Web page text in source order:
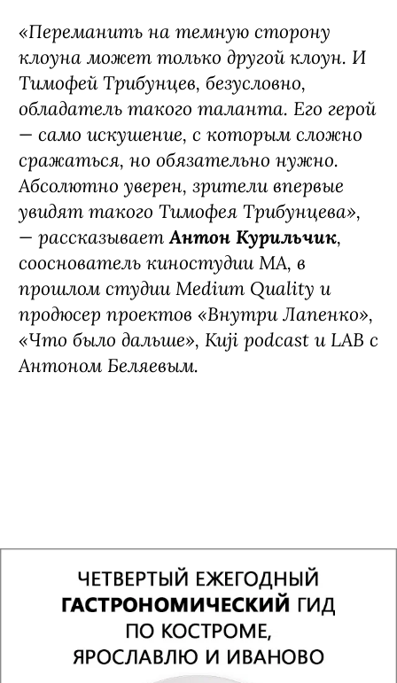
«Переманить на темную сторону
клоуна может только другой клоун. И
Тимофей Трибунцев, безусловно,
обладатель такого таланта. Его герой
— само искушение, с которым сложно
сражаться, но обязательно нужно.
Абсолютно уверен, зрители впервые
увидят такого Тимофея Трибунцева»,
— рассказываетАнтон Курильчик,
сооснователь киностудии MА, в
прошлом студии Medium Quality и
продюсер проектов «Внутри Лапенко»,
«Что было дальше», Kuji podcast и LAB с
Антоном Беляевым.